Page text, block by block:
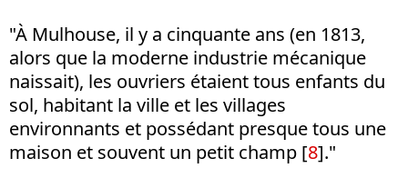
"À Mulhouse, il y a cinquante ans (en 1813,
alors que la moderne industrie mécanique
naissait), les ouvriers étaient tous enfants du
sol, habitant la ville et les villages
environnants et possédant presque tous une
maison et souvent un petit champ [8]."